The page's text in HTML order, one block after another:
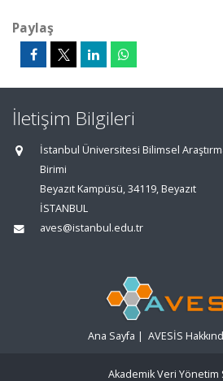
Paylaş
İletişim Bilgileri
İstanbul Üniversitesi Bilimsel
Birimi
Beyazıt Kampüsü, 34119, Beyazıt
İSTANBUL
aves@istanbul.edu.tr
Ana Sayfa | AVESİS
Akademik Veri Yönetim